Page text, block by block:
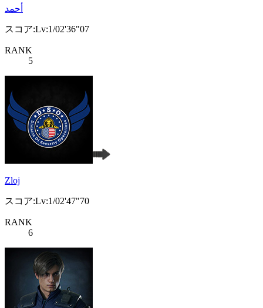
أحمد
スコア:Lv:1/02'36"07
RANK
5
Zloj
スコア:Lv:1/02'47"70
RANK
6